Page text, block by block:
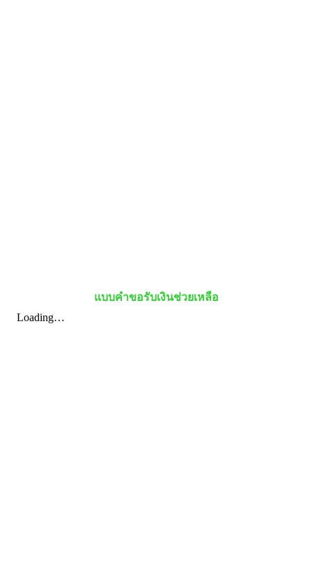
แบบคำขอรับเงินช่วยเหลือ